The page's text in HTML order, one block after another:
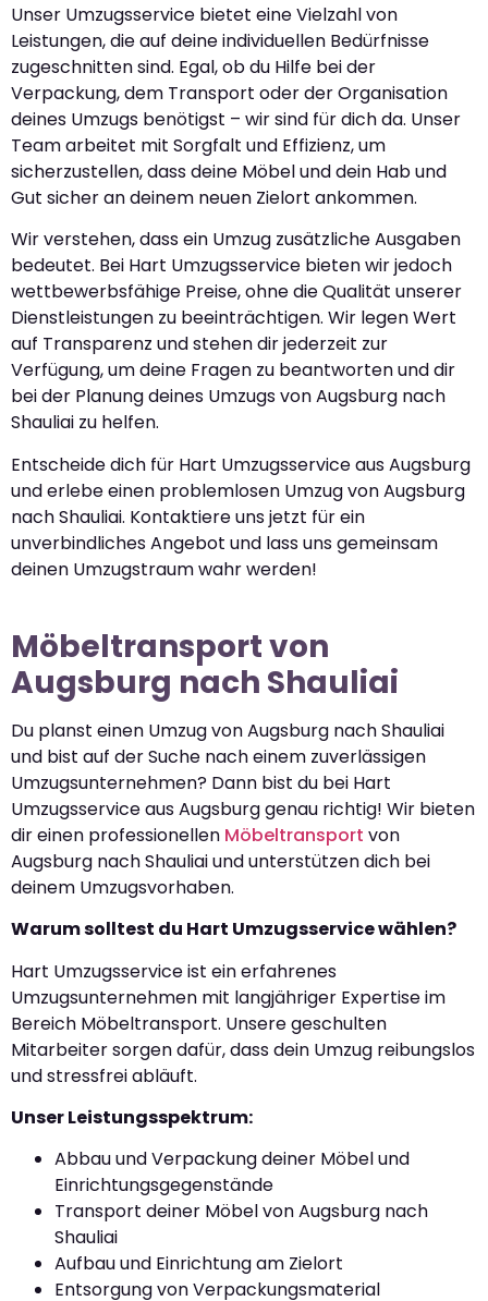
Unser Umzugsservice bietet eine Vielzahl von
Leistungen, die auf deine individuellen Bedürfnisse
zugeschnitten sind. Egal, ob du Hilfe bei der
Verpackung, dem Transport oder der Organisation
deines Umzugs benötigst – wir sind für dich da. Unser
Team arbeitet mit Sorgfalt und Effizienz, um
sicherzustellen, dass deine Möbel und dein Hab und
Gut sicher an deinem neuen Zielort ankommen.
Wir verstehen, dass ein Umzug zusätzliche Ausgaben
bedeutet. Bei Hart Umzugsservice bieten wir jedoch
wettbewerbsfähige Preise, ohne die Qualität unserer
Dienstleistungen zu beeinträchtigen. Wir legen Wert
auf Transparenz und stehen dir jederzeit zur
Verfügung, um deine Fragen zu beantworten und dir
bei der Planung deines Umzugs von Augsburg nach
Shauliai zu helfen.
Entscheide dich für Hart Umzugsservice aus Augsburg
und erlebe einen problemlosen Umzug von Augsburg
nach Shauliai. Kontaktiere uns jetzt für ein
unverbindliches Angebot und lass uns gemeinsam
deinen Umzugstraum wahr werden!
Möbeltransport von
Augsburg nach Shauliai
Du planst einen Umzug von Augsburg nach Shauliai
und bist auf der Suche nach einem zuverlässigen
Umzugsunternehmen? Dann bist du bei Hart
Umzugsservice aus Augsburg genau richtig! Wir bieten
dir einen professionellen Möbeltransport von
Augsburg nach Shauliai und unterstützen dich bei
deinem Umzugsvorhaben.
Warum solltest du Hart Umzugsservice wählen?
Hart Umzugsservice ist ein erfahrenes
Umzugsunternehmen mit langjähriger Expertise im
Bereich Möbeltransport. Unsere geschulten
Mitarbeiter sorgen dafür, dass dein Umzug reibungslos
und stressfrei abläuft.
Unser Leistungsspektrum:
Abbau und Verpackung deiner Möbel und
Einrichtungsgegenstände
Transport deiner Möbel von Augsburg nach
Shauliai
Aufbau und Einrichtung am Zielort
Entsorgung von Verpackungsmaterial